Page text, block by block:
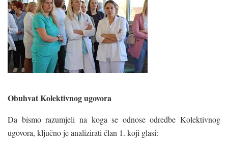
Obuhvat Kolektivnog ugovora
Da bismo razumjeli na koga se odnose odredbe Kolektivnog
ugovora, ključno je analizirati član 1. koji glasi: